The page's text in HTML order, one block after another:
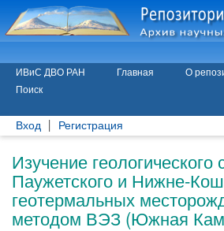
ИВиС ДВО РАН Главная О
Поиск
Вход Регистрация
Изучение геологического
Паужетского и Нижне-
геотермальных
методом ВЭЗ (Южная